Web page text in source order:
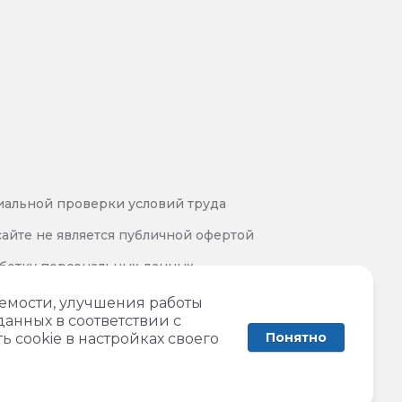
проверки условий труда
не является публичной офертой
персональных данных
обработки персональных данных
улучшения работы
в соответствии с
cookie в настройках своего
Понятно